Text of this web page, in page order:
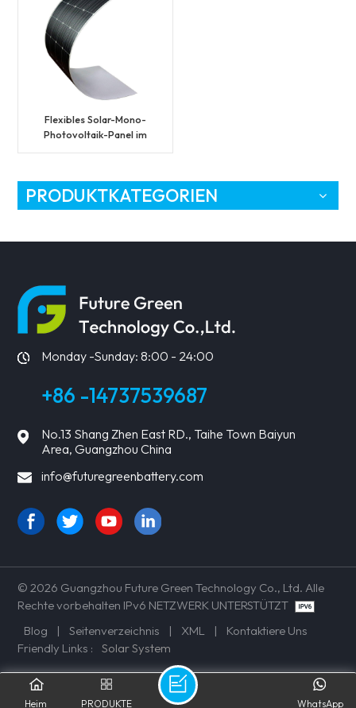
Flexibles Solar-Mono-
Photovoltaik-Panel im
PRODUKTKATEGORIEN
Monday -Sunday: 8:00 - 24:00
+86 -14737539687
No.13 Shang Zhen East RD., Taihe Town Baiyun
Area, Guangzhou China
info@futuregreenbattery.com
© 2026 Guangzhou Future Green Technology Co., Ltd. Alle
Rechte vorbehalten IPv6 NETZWERK UNTERSTÜTZT
Blog
| Seitenverzeichnis | XML |
Kontaktiere Uns
Friendly Links :
Solar System
Heim PRODUKTE WhatsApp